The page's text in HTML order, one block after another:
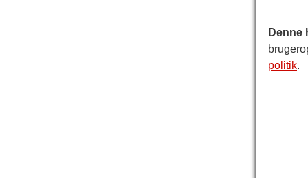
teatrets
Denne
politik.